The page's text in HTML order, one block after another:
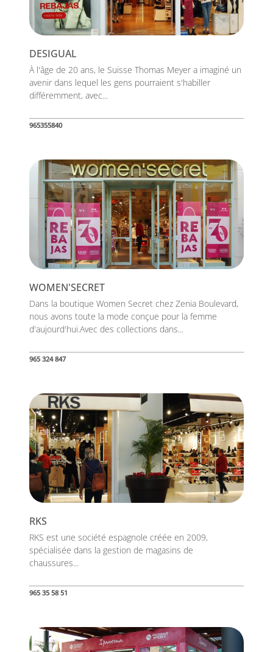
DESIGUAL
À l'âge de 20 ans, le Suisse Thomas Meyer a imaginé un
avenir dans lequel les gens pourraient s'habiller
différemment, avec...
965355840
WOMEN'SECRET
Dans la boutique Women Secret chez Zenia Boulevard,
nous avons toute la mode conçue pour la femme
d'aujourd'hui.Avec des collections dans...
965 324 847
RKS
RKS est une société espagnole créée en 2009,
spécialisée dans la gestion de magasins de
chaussures...
965 35 58 51